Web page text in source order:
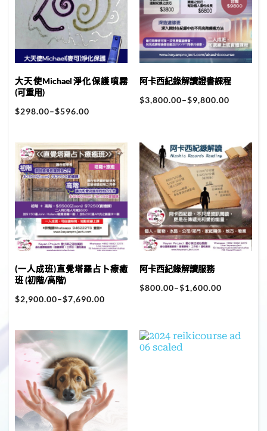
大天使Michael淨化保護噴霧
(可重用)
$298.00–$596.00
阿卡西紀錄解讀證書課程
$3,800.00–$9,800.00
(一人成班)直覺塔羅占卜療癒
班 (初階/高階)
$2,900.00–$7,690.00
阿卡西紀錄解讀服務
$800.00–$1,600.00